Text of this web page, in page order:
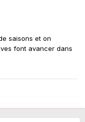
saisons et on
font avancer dans